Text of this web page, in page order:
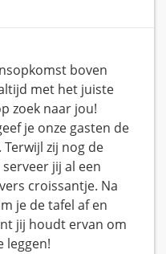
boven
met het juiste
zoek naar jou!
je onze gasten de
zij nog de
jij al een
croissantje. Na
je de tafel af en
jij houdt ervan om
leggen!